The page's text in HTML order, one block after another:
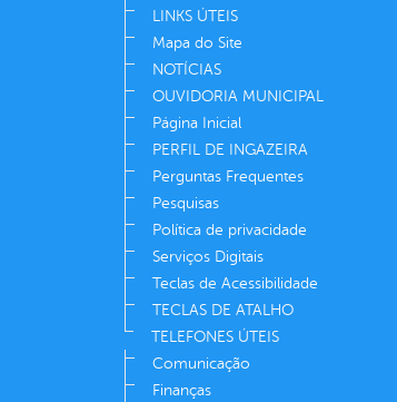
LINKS ÚTEIS
Mapa do Site
NOTÍCIAS
OUVIDORIA MUNICIPAL
Página Inicial
PERFIL DE INGAZEIRA
Perguntas Frequentes
Pesquisas
Política de privacidade
Serviços Digitais
Teclas de Acessibilidade
TECLAS DE ATALHO
TELEFONES ÚTEIS
Comunicação
Finanças